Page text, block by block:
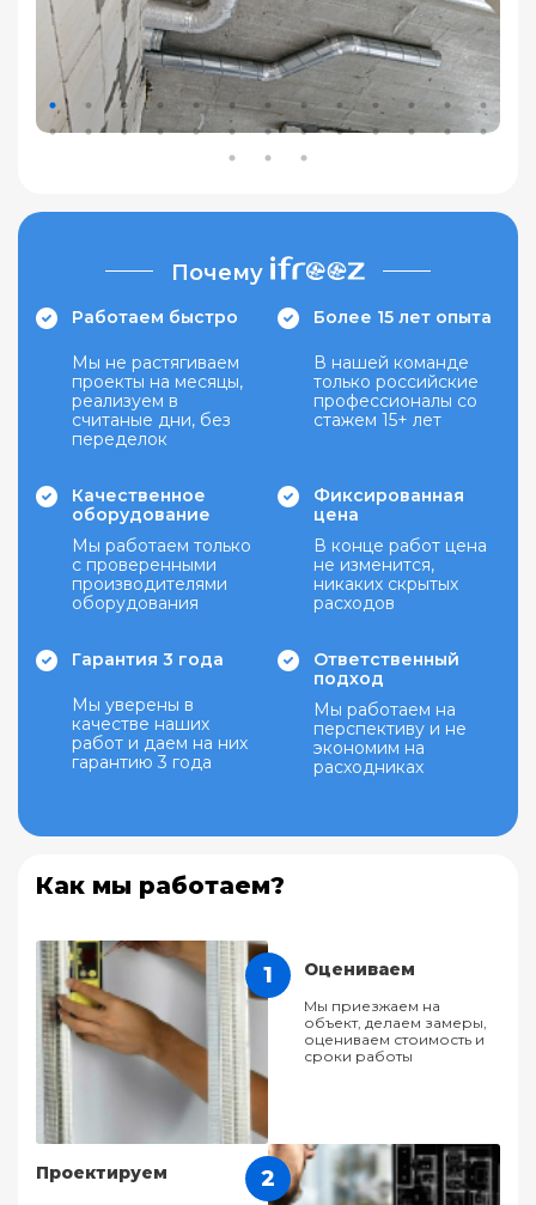
Почему
Работаем быстро
Мы не растягиваем
проекты на месяцы,
реализуем в
считаные дни, без
переделок
Более 15 лет опыта
В нашей команде
только российские
профессионалы со
стажем 15+ лет
Качественное
оборудование
Мы работаем только
с проверенными
производителями
оборудования
Фиксированная
цена
В конце работ цена
не изменится,
никаких скрытых
расходов
Гарантия 3 года
Мы уверены в
качестве наших
работ и даем на них
гарантию 3 года
Ответственный
подход
Мы работаем на
перспективу и не
экономим на
расходниках
Как мы работаем?
1 Оцениваем
Мы приезжаем на
объект, делаем замеры,
оцениваем стоимость и
сроки работы
2
Проектируем